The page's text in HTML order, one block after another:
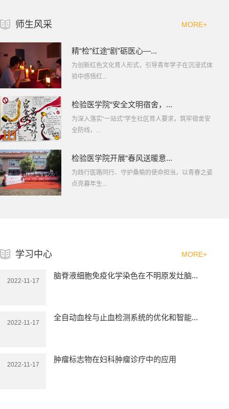
师生风采 MORE+
精“检”红途“剧”砺医心—...
为创新红色文化育人形式，引导青年学子在沉浸式体
验中感悟红...
检验医学院“安全文明宿舍，...
为深入落实“一站式”学生社区育人要求，筑牢宿舍安
全防线，...
检验医学院开展“春风送暖意...
为践行医路同行、守护桑榆的使命担当，以青春之姿
点亮暮年生...
学习中心 MORE+
2022-11-17
脑脊液细胞免疫化学染色在不明原发灶脑...
2022-11-17
全自动血栓与止血检测系统的优化和智能...
2022-11-17
肿瘤标志物在妇科肿瘤诊疗中的应用